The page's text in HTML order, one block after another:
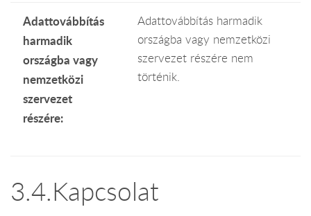
Adattovábbítás
harmadik
országba vagy
nemzetközi
szervezet
részére:
Adattovábbítás harmadik
országba vagy nemzetközi
szervezet részére nem
történik.
3.4.Kapcsolat